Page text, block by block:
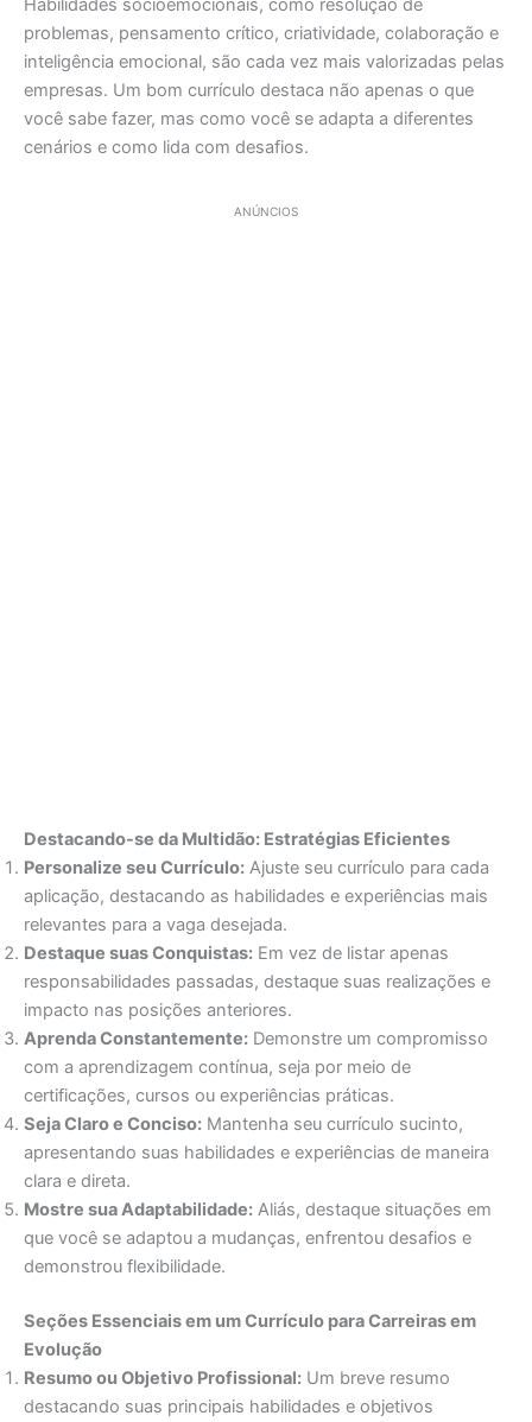
Habilidades socioemocionais, como resolução de
problemas, pensamento crítico, criatividade, colaboração e
inteligência emocional, são cada vez mais valorizadas pelas
empresas. Um bom currículo destaca não apenas o que
você sabe fazer, mas como você se adapta a diferentes
cenários e como lida com desafios.
ANÚNCIOS
Destacando-se da Multidão: Estratégias Eficientes
Personalize seu Currículo: Ajuste seu currículo para cada
aplicação, destacando as habilidades e experiências mais
relevantes para a vaga desejada.
Destaque suas Conquistas: Em vez de listar apenas
responsabilidades passadas, destaque suas realizações e
impacto nas posições anteriores.
Aprenda Constantemente: Demonstre um compromisso
com a aprendizagem contínua, seja por meio de
certificações, cursos ou experiências práticas.
Seja Claro e Conciso: Mantenha seu currículo sucinto,
apresentando suas habilidades e experiências de maneira
clara e direta.
Mostre sua Adaptabilidade: Aliás, destaque situações em
que você se adaptou a mudanças, enfrentou desafios e
demonstrou flexibilidade.
Seções Essenciais em um Currículo para Carreiras em
Evolução
Resumo ou Objetivo Profissional: Um breve resumo
destacando suas principais habilidades e objetivos